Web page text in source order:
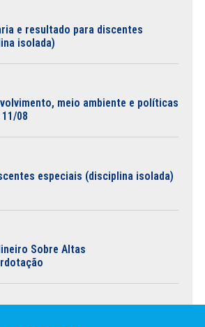
e resultado para discentes
isolada)
meio ambiente e políticas
08
especiais (disciplina isolada)
Sobre Altas